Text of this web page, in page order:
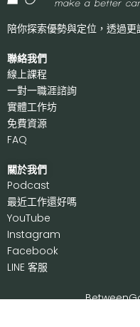
陪你探索優勢與定位，透過更
聯絡我們
線上課程
一對一職涯諮詢
實體工作坊
免費資源
FAQ
關於我們
Podcast
最近工作還好嗎
YouTube
Instagram
Facebook
LINE 客服